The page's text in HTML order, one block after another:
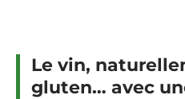
Le vin,
gluten… avec